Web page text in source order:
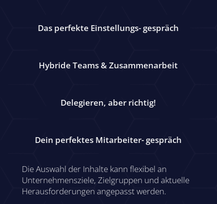
Das perfekte Einstellungs- gespräch
Hybride Teams & Zusammenarbeit
Delegieren, aber richtig!
Dein perfektes Mitarbeiter- gespräch
Die Auswahl der Inhalte kann flexibel an
Unternehmensziele, Zielgruppen und aktuelle
Herausforderungen angepasst werden.